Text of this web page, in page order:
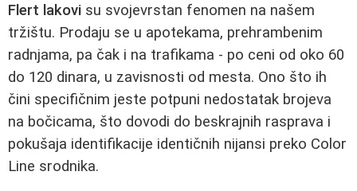
Flert lakovi su svojevrstan fenomen na našem
tržištu. Prodaju se u apotekama, prehrambenim
radnjama, pa čak i na trafikama - po ceni od oko 60
do 120 dinara, u zavisnosti od mesta. Ono što ih
čini specifičnim jeste potpuni nedostatak brojeva
na bočicama, što dovodi do beskrajnih rasprava i
pokušaja identifikacije identičnih nijansi preko Color
Line srodnika.